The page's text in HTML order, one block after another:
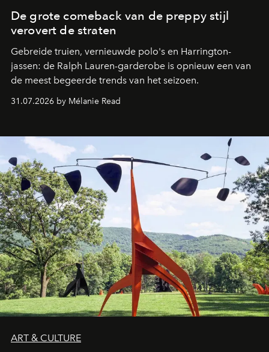
De grote comeback van de preppy stijl
verovert de straten
Gebreide truien, vernieuwde polo's en Harrington-
jassen: de Ralph Lauren-garderobe is opnieuw een van
de meest begeerde trends van het seizoen.
31.07.2026 by Mélanie Read
ART & CULTURE